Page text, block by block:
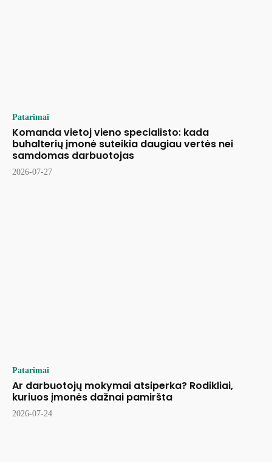
Patarimai
Komanda vietoj vieno specialisto: kada
buhalterių įmonė suteikia daugiau vertės nei
samdomas darbuotojas
2026-07-27
Patarimai
Ar darbuotojų mokymai atsiperka? Rodikliai,
kuriuos įmonės dažnai pamiršta
2026-07-24